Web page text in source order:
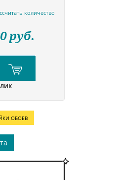
количество
руб.
ОБОЕВ